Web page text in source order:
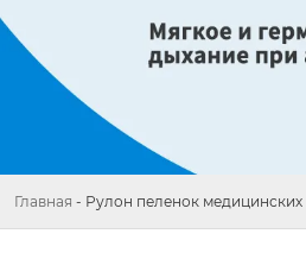
Главная - Рулон пеленок медицинских